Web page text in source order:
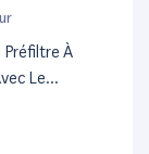
Préfiltre À
Le
Hpa71